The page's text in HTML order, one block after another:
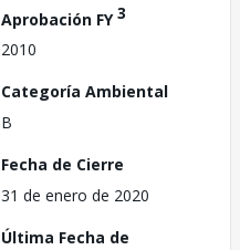
Aprobación FY3
2010
Categoría Ambiental
B
Fecha de Cierre
31 de enero de 2020
Última Fecha de